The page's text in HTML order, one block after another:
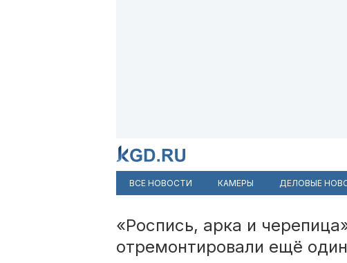
ВСЕ НОВОСТИ КАМЕРЫ ДЕЛОВЫЕ
«Роспись, арка и
отремонтировали ещё